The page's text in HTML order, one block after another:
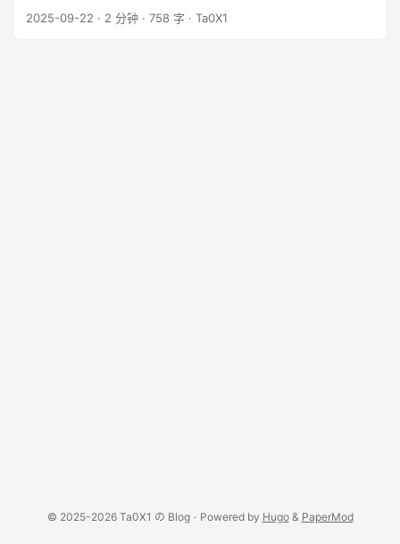
更好地管理和使用Steam平台。 主要功能 1. 游戏解锁
2025-09-22 · 2 分钟 · 758 字 · Ta0X1
© 2025-2026 Ta0X1 の Blog · Powered by Hugo& PaperMod